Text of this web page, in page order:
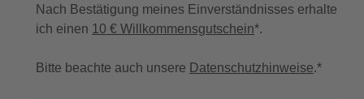
Nach Bestätigung meines Einverständnisses erhalte
ich einen 10 € Willkommensgutschein*.
Bitte beachte auch unsere Datenschutzhinweise.